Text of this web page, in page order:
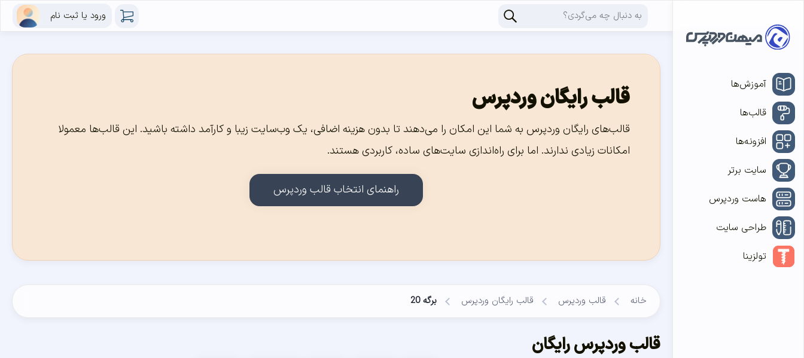
ورود یا ثبت نام
آموزش‌ها
قالب‌ها
افزونه‌ها
سایت برتر
هاست وردپرس
طراحی سایت
تولزینا
قالب رایگان وردپرس
قالب‌های رایگان وردپرس به شما این امکان را می‌دهند تا بدون هزینه اضافی، یک وب‌سایت زیبا و کارآمد داشته باشید. این قالب‌ها معمولا
امکانات زیادی ندارند. اما برای راه‌اندازی سایت‌های ساده، کاربردی هستند.
راهنمای انتخاب قالب وردپرس
خانه قالب وردپرس قالب رایگان وردپرس برگه 20
قالب وردپرس رایگان